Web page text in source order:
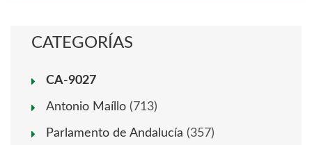
CATEGORÍAS
CA-9027
Antonio Maíllo (713)
Parlamento de Andalucía (357)